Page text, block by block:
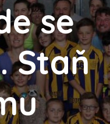
se
Staň